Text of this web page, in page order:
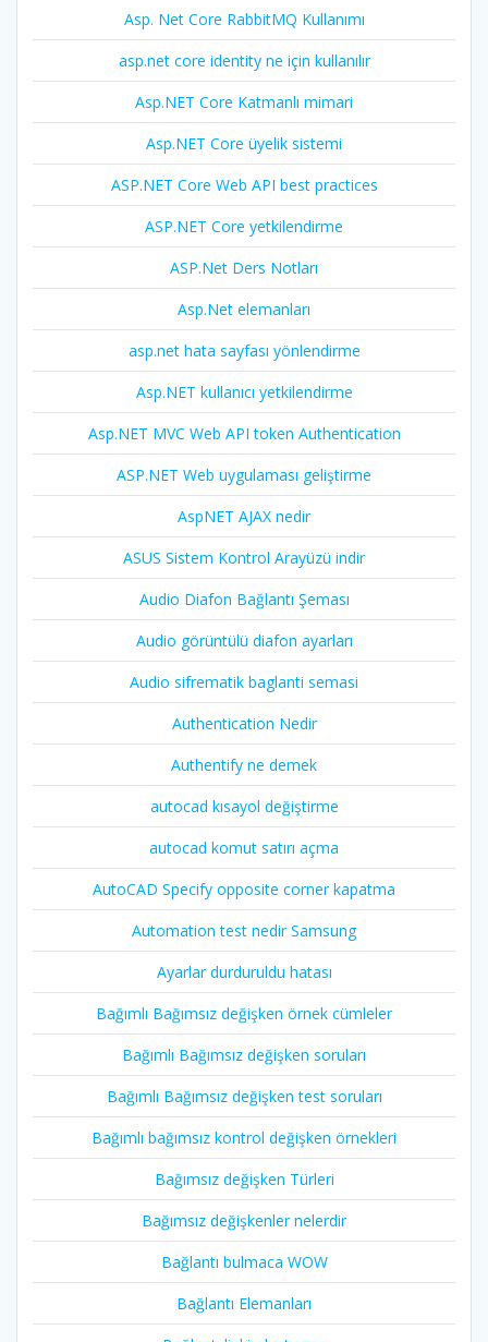
Asp. Net Core RabbitMQ Kullanımı
asp.net core identity ne için kullanılır
Asp.NET Core Katmanlı mimari
Asp.NET Core üyelik sistemi
ASP.NET Core Web API best practices
ASP.NET Core yetkilendirme
ASP.Net Ders Notları
Asp.Net elemanları
asp.net hata sayfası yönlendirme
Asp.NET kullanıcı yetkilendirme
Asp.NET MVC Web API token Authentication
ASP.NET Web uygulaması geliştirme
AspNET AJAX nedir
ASUS Sistem Kontrol Arayüzü indir
Audio Diafon Bağlantı Şeması
Audio görüntülü diafon ayarları
Audio sifrematik baglanti semasi
Authentication Nedir
Authentify ne demek
autocad kısayol değiştirme
autocad komut satırı açma
AutoCAD Specify opposite corner kapatma
Automation test nedir Samsung
Ayarlar durduruldu hatası
Bağımlı Bağımsız değişken örnek cümleler
Bağımlı Bağımsız değişken soruları
Bağımlı Bağımsız değişken test soruları
Bağımlı bağımsız kontrol değişken örnekleri
Bağımsız değişken Türleri
Bağımsız değişkenler nelerdir
Bağlantı bulmaca WOW
Bağlantı Elemanları